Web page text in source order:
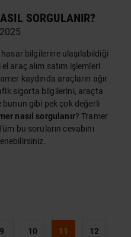
SORGULANIR?
bilgilerine ulaşılabildiği
araç alım satım işlemleri
kaydında araçların ağır
sigorta bilgilerini, araçta
bunun gibi pek çok değerli
nasıl sorgulanır? Tramer
bu soruların cevabını
9 10 11 12